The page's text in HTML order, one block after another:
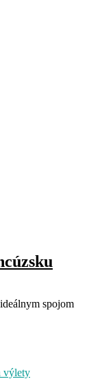
spojom
výlety